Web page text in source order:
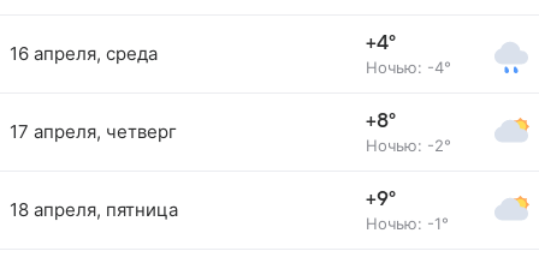
16 апреля, среда +4°
Ночью: -4°
17 апреля, четверг +8°
Ночью: -2°
18 апреля, пятница +9°
Ночью: -1°